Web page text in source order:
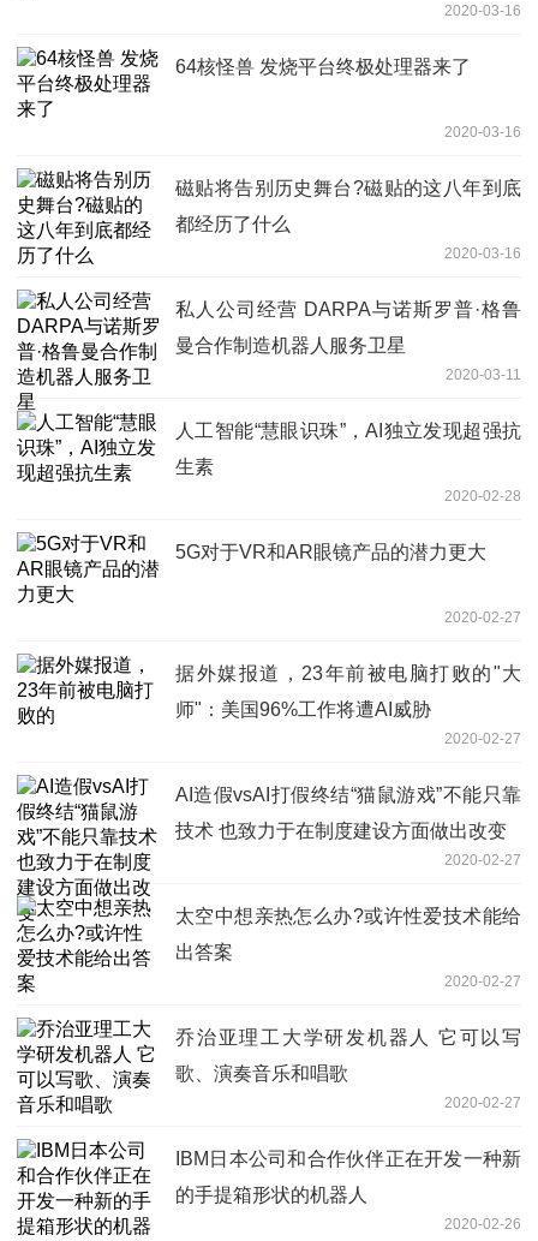
2020-03-16
64核怪兽 发烧平台终极处理器来了
2020-03-16
磁贴将告别历史舞台?磁贴的这八年到底
都经历了什么
2020-03-16
私人公司经营 DARPA与诺斯罗普·格鲁
曼合作制造机器人服务卫星
2020-03-11
人工智能“慧眼识珠”，AI独立发现超强抗
生素
2020-02-28
5G对于VR和AR眼镜产品的潜力更大
2020-02-27
据外媒报道，23年前被电脑打败的"大
师"：美国96%工作将遭AI威胁
2020-02-27
AI造假vsAI打假终结“猫鼠游戏”不能只靠
技术 也致力于在制度建设方面做出改变
2020-02-27
太空中想亲热怎么办?或许性爱技术能给
出答案
2020-02-27
乔治亚理工大学研发机器人 它可以写
歌、演奏音乐和唱歌
2020-02-27
IBM日本公司和合作伙伴正在开发一种新
的手提箱形状的机器人
2020-02-26